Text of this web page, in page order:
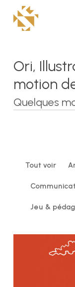
Ori,
motion
Quelques
motion
Grenoble. A
porter un
Mes créations
réalise des
feutre et à la
mon travail
avec les
Tout voir
Jeu &